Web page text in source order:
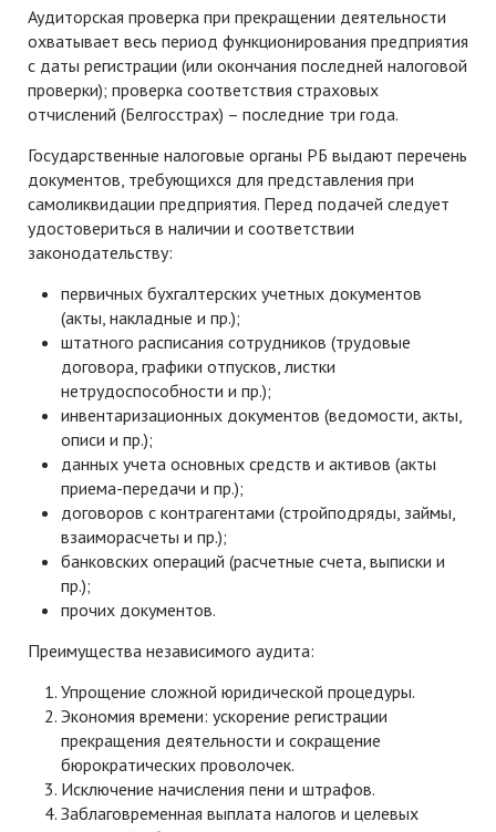
Аудиторская проверка при прекращении деятельности
охватывает весь период функционирования предприятия
с даты регистрации (или окончания последней налоговой
проверки); проверка соответствия страховых
отчислений (Белгосстрах) – последние три года.
Государственные налоговые органы РБ выдают перечень
документов, требующихся для представления при
самоликвидации предприятия. Перед подачей следует
удостовериться в наличии и соответствии
законодательству:
первичных бухгалтерских учетных документов
(акты, накладные и пр.);
штатного расписания сотрудников (трудовые
договора, графики отпусков, листки
нетрудоспособности и пр.);
инвентаризационных документов (ведомости, акты,
описи и пр.);
данных учета основных средств и активов (акты
приема-передачи и пр.);
договоров с контрагентами (стройподряды, займы,
взаиморасчеты и пр.);
банковских операций (расчетные счета, выписки и
пр.);
прочих документов.
Преимущества независимого аудита:
Упрощение сложной юридической процедуры.
Экономия времени: ускорение регистрации
прекращения деятельности и сокращение
бюрократических проволочек.
Исключение начисления пени и штрафов.
Заблаговременная выплата налогов и целевых